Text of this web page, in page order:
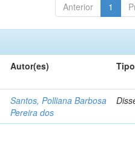
Anterior 1
Autor(es) Tipo
Santos, Polliana Barbosa
Pereira dos